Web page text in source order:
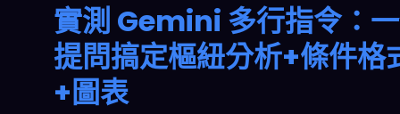
實測 Gemini 多行指令：
提問搞定樞紐分析+條件格
+圖表